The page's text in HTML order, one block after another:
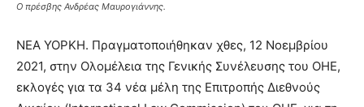
Ο πρέσβης Ανδρέας Μαυρογιάννης.
ΝΕΑ ΥΟΡΚΗ. Πραγματοποιήθηκαν χθες, 12 Νοεμβρίου
2021, στην Ολομέλεια της Γενικής Συνέλευσης του ΟΗΕ,
εκλογές για τα 34 νέα μέλη της Επιτροπής Διεθνούς